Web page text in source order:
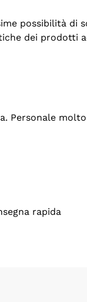
possibilità di
dei prodotti
Personale
rapida